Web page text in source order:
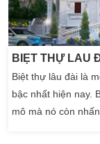
BIỆT THỰ LÂU
Biệt thự lâu đài là
bậc nhất hiện nay.
mô mà nó còn